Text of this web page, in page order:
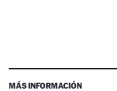
MÁS INFORMACIÓN